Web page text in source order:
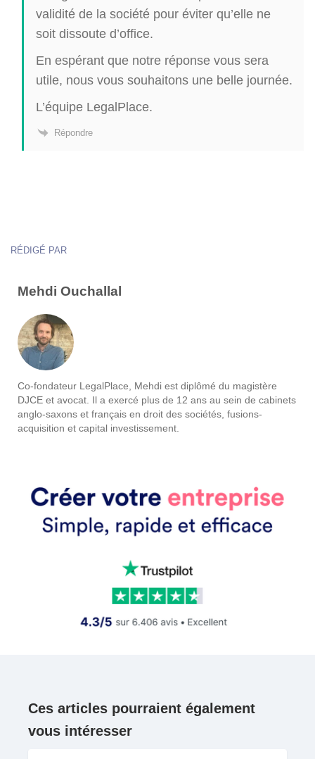
validité de la société pour éviter qu’elle ne
soit dissoute d’office.
En espérant que notre réponse vous sera
utile, nous vous souhaitons une belle journée.
L’équipe LegalPlace.
Répondre
RÉDIGÉ PAR
Mehdi Ouchallal
Co-fondateur LegalPlace, Mehdi est diplômé du magistère
DJCE et avocat. Il a exercé plus de 12 ans au sein de cabinets
anglo-saxons et français en droit des sociétés, fusions-
acquisition et capital investissement.
Ces articles pourraient également
vous intéresser